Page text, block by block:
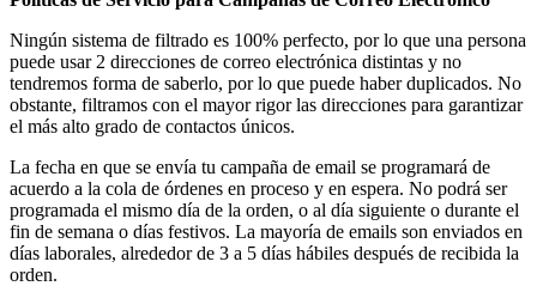
Ningún sistema de filtrado es 100% perfecto, por lo que una persona
puede usar 2 direcciones de correo electrónica distintas y no
tendremos forma de saberlo, por lo que puede haber duplicados. No
obstante, filtramos con el mayor rigor las direcciones para garantizar
el más alto grado de contactos únicos.
La fecha en que se envía tu campaña de email se programará de
acuerdo a la cola de órdenes en proceso y en espera. No podrá ser
programada el mismo día de la orden, o al día siguiente o durante el
fin de semana o días festivos. La mayoría de emails son enviados en
días laborales, alrededor de 3 a 5 días hábiles después de recibida la
orden.